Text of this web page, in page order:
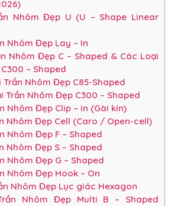
Nhôm Đẹp U (U – Shape Linear
Nhôm Đẹp Lay – In
Nhôm Đẹp C – Shaped & Các Loại
– Shaped
Trần Nhôm Đẹp C85-Shaped
Trần Nhôm Đẹp C300 – Shaped
Nhôm Đẹp Clip – in (Gài kín)
Nhôm Đẹp Cell (Caro / Open-cell)
Nhôm Đẹp F – Shaped
Nhôm Đẹp S – Shaped
Nhôm Đẹp G – Shaped
Nhôm Đẹp Hook – On
Nhôm Đẹp Lục giác Hexagon
Nhôm Đẹp Multi B – Shaped